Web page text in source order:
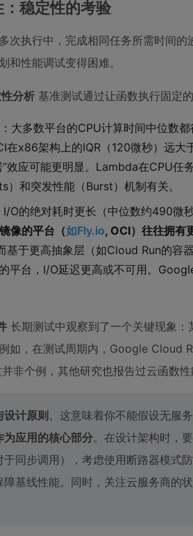
稳定性的考验
次执行中，完成相同任务所需时间
和性能调试变得困难。
分析 基准测试通过让函数执行固定
：大多数平台的CPU计算时间中位数
在x86架构上的IQR（120微秒）远
”效应可能更明显。Lambda在CPU任
和突发性能（Burst）机制有关。
I/O的绝对耗时更长（中位数约490微
像的平台（如Fly.io, OCI）往往拥有
基于更高抽象层（如Cloud Run的容
平台，I/O延迟更高或不可用。
长期测试中观察到了一个关键现象
如，在测试周期内，Google Cloud
非个例，其他研究也报告过云函数
计原则 。这意味着你不能假设无服
应用的核心部分。在设计架构时，
同步调用），考虑使用断路器模式
基线性能。同时，关注云服务商的